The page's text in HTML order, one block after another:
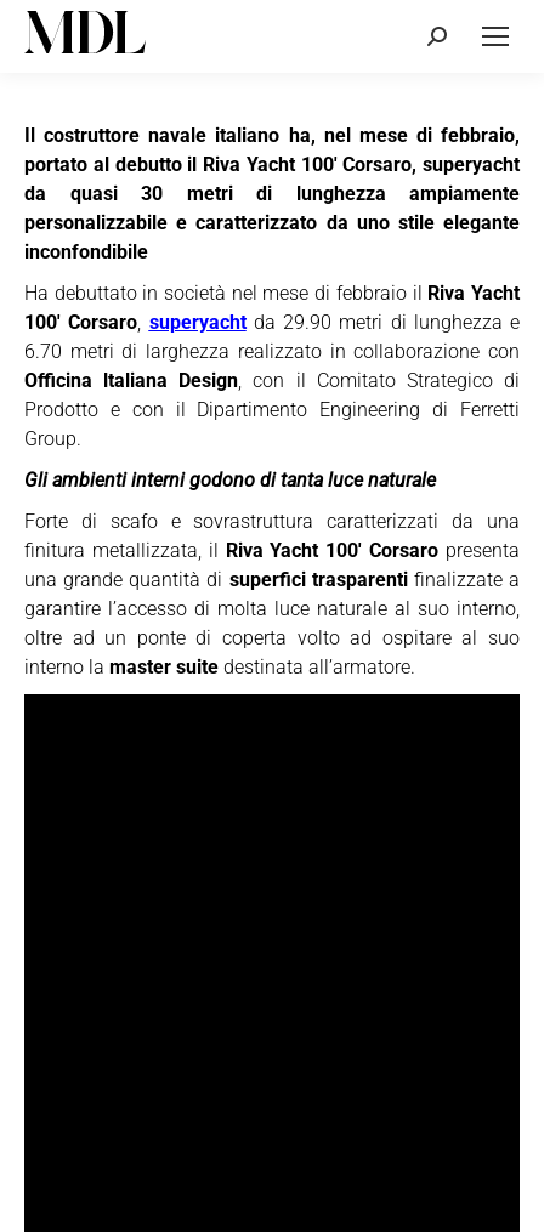
Cerca:
Il costruttore navale italiano ha, nel mese di febbraio,
portato al debutto il Riva Yacht 100′ Corsaro, superyacht
da quasi 30 metri di lunghezza ampiamente
personalizzabile e caratterizzato da uno stile elegante
inconfondibile
Ha debuttato in società nel mese di febbraio il Riva Yacht
100′ Corsaro, superyachtda 29.90 metri di lunghezza e
6.70 metri di larghezza realizzato in collaborazione con
Officina ltaliana Design, con il Comitato Strategico di
Prodotto e con il Dipartimento Engineering di Ferretti
Group.
Gli ambienti interni godono di tanta luce naturale
Forte di scafo e sovrastruttura caratterizzati da una
finitura metallizzata, il Riva Yacht 100′ Corsaro presenta
una grande quantità di superfici trasparentifinalizzate a
garantire l’accesso di molta luce naturale al suo interno,
oltre ad un ponte di coperta volto ad ospitare al suo
interno la master suite destinata all’armatore.